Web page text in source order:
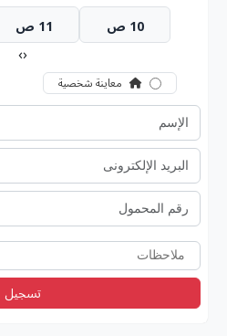
10 ص 11 ص
‹
›
معاينة شخصية
تسجيل